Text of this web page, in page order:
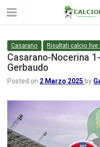
Casarano Risultati calcio live
Casarano-Nocerina
Gerbaudo
Posted on 2 Marzo 2025 by